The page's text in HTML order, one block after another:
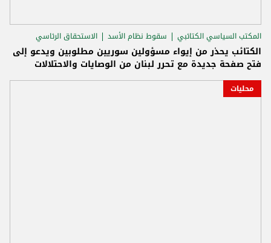
المكتب السياسي الكتائبي سقوط نظام الأسد الاستحقاق الرئاسي
الكتائب يحذر من إيواء مسؤولين سوريين مطلوبين ويدعو إلى
فتح صفحة جديدة مع تحرر لبنان من الوصايات والاحتلالات
محليات